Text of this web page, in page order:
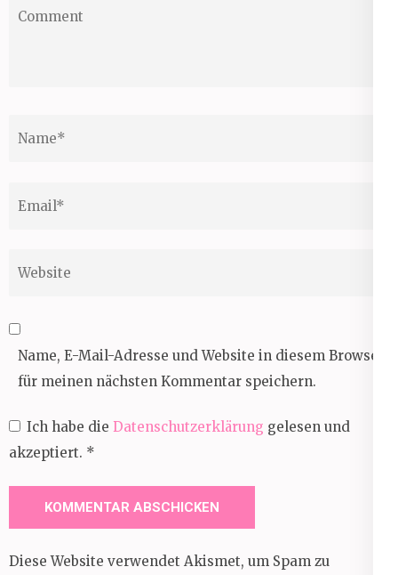
Name, E-Mail-Adresse und Website in diesem Browser
für meinen nächsten Kommentar speichern.
Ich habe die Datenschutzerklärung gelesen und
akzeptiert. *
Diese Website verwendet Akismet, um Spam zu